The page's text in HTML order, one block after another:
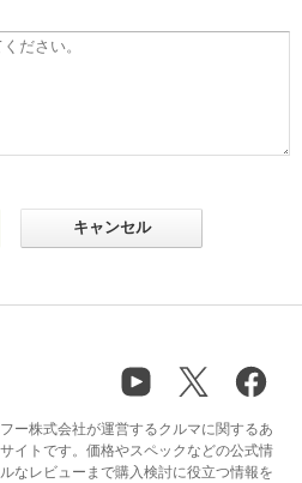
ー株式会社が運営するクルマに関するあ
イトです。価格やスペックなどの公式情
なレビューまで購入検討に役立つ情報を